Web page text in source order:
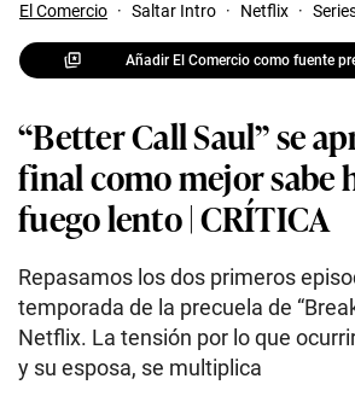
El Comercio · Saltar Intro · Netflix ·
Añadir El Comercio como fuente
“Better Call Saul” se
final como mejor sabe
fuego lento | CRÍTICA
Repasamos los dos primeros
temporada de la precuela de
Netflix. La tensión por lo que
y su esposa, se multiplica